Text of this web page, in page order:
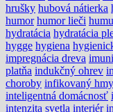
hrušky hubová nátierka
humor humor lieči
hydratácia hydratácia
hygge hygiena
impregnácia dreva
platňa indukčný ohrev
choroby infikovaný
inteligentná domácnosť
intenzita svetla interiér